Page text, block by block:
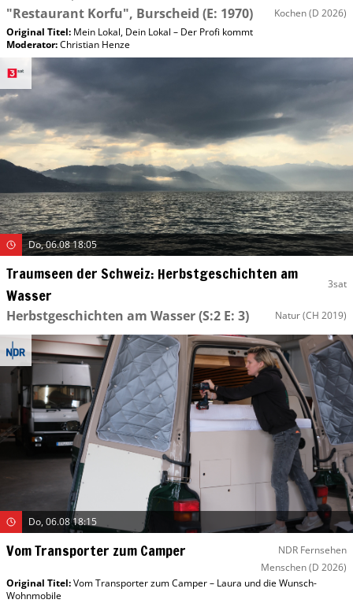
"Restaurant Korfu", Burscheid (E: 1970) Kochen(D 2026)
Original Titel: Mein Lokal, Dein Lokal – Der Profi kommt
Moderator:Christian Henze
Do, 06.08 18:05
Traumseen der Schweiz: Herbstgeschichten am
Wasser
3sat
Herbstgeschichten am Wasser(S:2 E: 3) Natur(CH 2019)
Do, 06.08 18:15
Vom Transporter zum Camper
NDR Fernsehen
Menschen(D 2026)
Original Titel:Vom Transporter zum Camper – Laura und die Wunsch-
Wohnmobile